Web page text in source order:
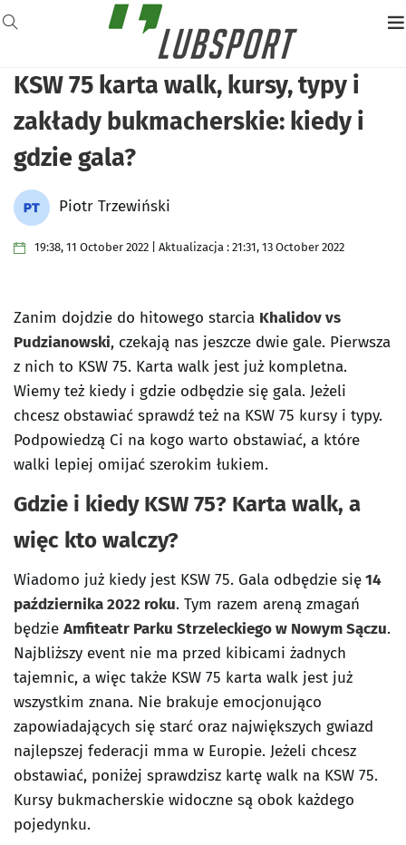
KSW 75 karta walk, kursy, typy i
zakłady bukmacherskie: kiedy i
gdzie gala?
Piotr Trzewiński
19:38, 11 October 2022 | Aktualizacja : 21:31, 13 October 2022
Zanim dojdzie do hitowego starcia Khalidov vs
Pudzianowski, czekają nas jeszcze dwie gale. Pierwsza
z nich to KSW 75. Karta walk jest już kompletna.
Wiemy też kiedy i gdzie odbędzie się gala. Jeżeli
chcesz obstawiać sprawdź też na KSW 75 kursy i typy.
Podpowiedzą Ci na kogo warto obstawiać, a które
walki lepiej omijać szerokim łukiem.
Gdzie i kiedy KSW 75? Karta walk, a
więc kto walczy?
Wiadomo już kiedy jest KSW 75. Gala odbędzie się14
października 2022 roku. Tym razem areną zmagań
będzie Amfiteatr Parku Strzeleckiego w Nowym Sączu.
Najbliższy event nie ma przed kibicami żadnych
tajemnic, a więc także KSW 75 karta walk jest już
wszystkim znana. Nie brakuje emocjonująco
zapowiadających się starć oraz największych gwiazd
najlepszej federacji mma w Europie. Jeżeli chcesz
obstawiać, poniżej sprawdzisz kartę walk na KSW 75.
Kursy bukmacherskie widoczne są obok każdego
pojedynku.